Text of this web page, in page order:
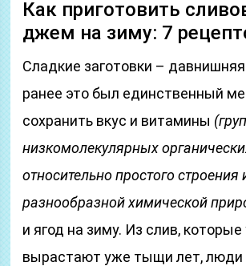
Как приготовить
джем на зиму: 7
Сладкие заготовки –
ранее это был единственный
сохранить вкус и витамины
низкомолекулярных
относительно простого строения
разнообразной химической
и ягод на зиму. Из слив, которые
вырастают уже тыщи лет, люди